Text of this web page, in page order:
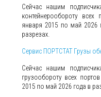
Сейчас нашим
контейнерообороту
января 2015 по май 2026
разрезах.
Сервис ПОРТСТАТ Грузы
Сейчас нашим
грузообороту всех
2015 по май 2026 года в